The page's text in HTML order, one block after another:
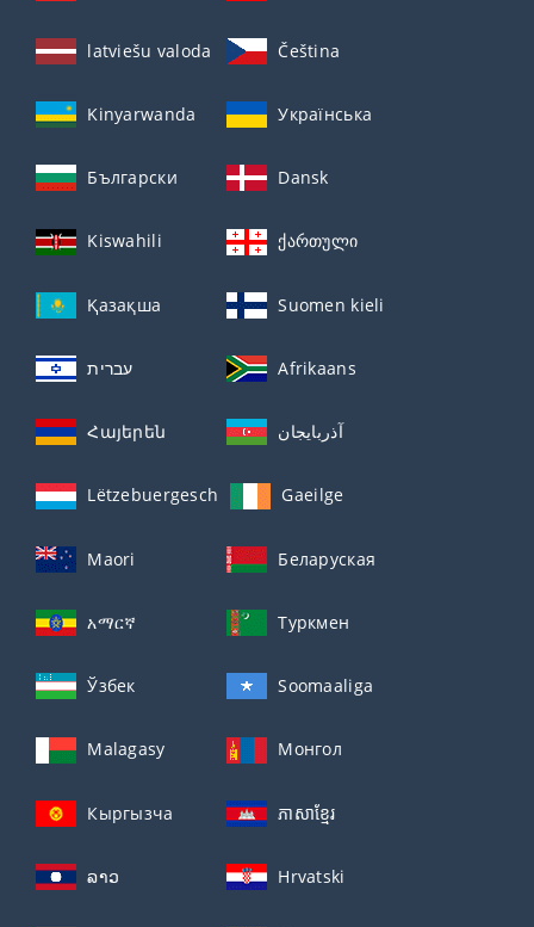
latviešu valoda Čeština
Kinyarwanda Українська
Български Dansk
Kiswahili ქართული
Қазақша Suomen kieli
עברית Afrikaans
Հայերեն آذربايجان
Lëtzebuergesch Gaeilge
Maori Беларуская
አማርኛ Туркмен
Ўзбек Soomaaliga
Malagasy Монгол
Кыргызча ភាសាខ្មែរ
ລາວ Hrvatski